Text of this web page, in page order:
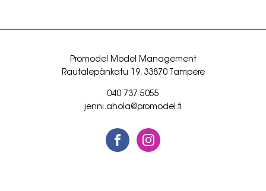
Promodel Model Management
Rautalepänkatu 19, 33870 Tampere
040 737 5055
jenni.ahola@promodel.fi